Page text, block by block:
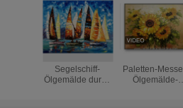
Segelschiff-
Ölgemälde durch
Paletten-
Ölgemälde-